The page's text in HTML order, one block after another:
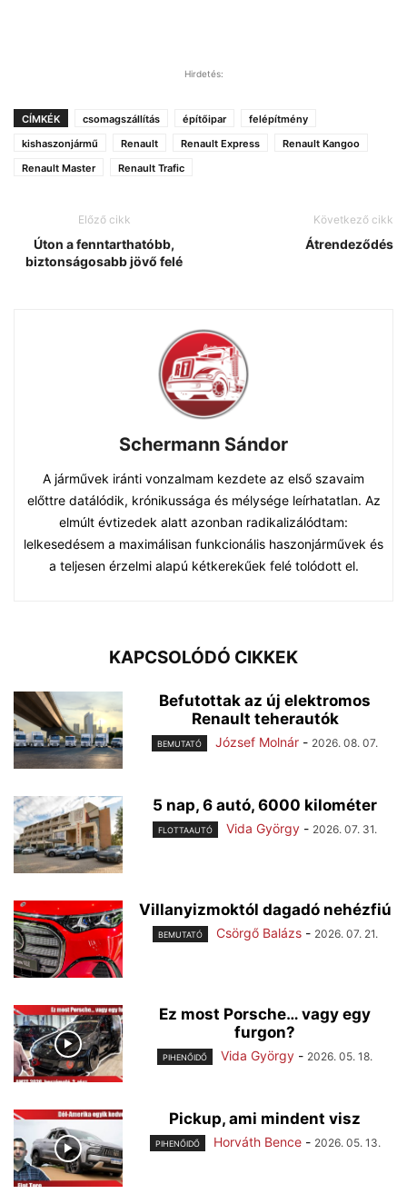
Hirdetés:
CÍMKÉK csomagszállítás építőipar
felépítmény
kishaszonjármű
Renault Renault Express
Renault Kangoo
Renault Master
Renault Trafic
Előző cikk
Úton a fenntarthatóbb,
biztonságosabb jövő felé
Következő cikk
Átrendeződés
Schermann Sándor
A járművek iránti vonzalmam kezdete az első szavaim
előttre datálódik, krónikussága és mélysége leírhatatlan. Az
elmúlt évtizedek alatt azonban radikalizálódtam:
lelkesedésem a maximálisan funkcionális haszonjárművek és
a teljesen érzelmi alapú kétkerekűek felé tolódott el.
KAPCSOLÓDÓ CIKKEK
Befutottak az új elektromos
Renault teherautók
BEMUTATÓ József Molnár - 2026. 08. 07.
5 nap, 6 autó, 6000 kilométer
FLOTTAAUTÓ Vida György - 2026. 07. 31.
Villanyizmoktól dagadó nehézfiú
BEMUTATÓ Csörgő Balázs - 2026. 07. 21.
Ez most Porsche… vagy egy
furgon?
PIHENŐIDŐ Vida György - 2026. 05. 18.
Pickup, ami mindent visz
PIHENŐIDŐ Horváth Bence - 2026. 05. 13.